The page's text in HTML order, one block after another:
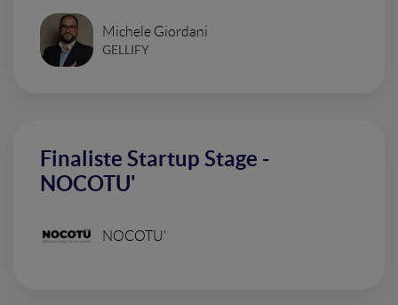
Michele Giordani
GELLIFY
Finaliste Startup Stage -
NOCOTU'
NOCOTU'